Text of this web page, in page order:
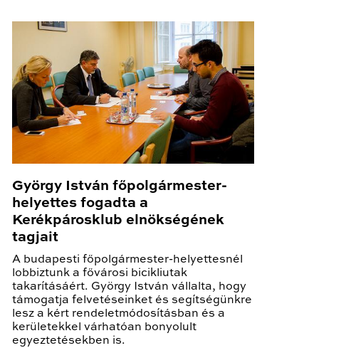
György István főpolgármester-
helyettes fogadta a
Kerékpárosklub elnökségének
tagjait
A budapesti főpolgármester-helyettesnél
lobbiztunk a fővárosi bicikliutak
takarításáért. György István vállalta, hogy
támogatja felvetéseinket és segítségünkre
lesz a kért rendeletmódosításban és a
kerületekkel várhatóan bonyolult
egyeztetésekben is.